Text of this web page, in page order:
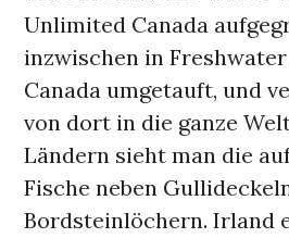
Unlimited Canada
inzwischen in
Canada umgetauft, und
von dort in die ganze
Ländern sieht man die
Fische neben
Bordsteinlöchern. Irland